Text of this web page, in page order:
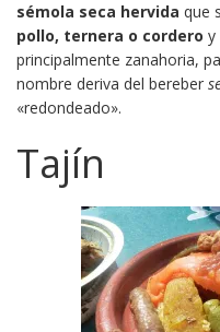
sémola seca hervida que
pollo, ternera o cordero y
principalmente zanahoria,
nombre deriva del bereber
«redondeado».
Tajín